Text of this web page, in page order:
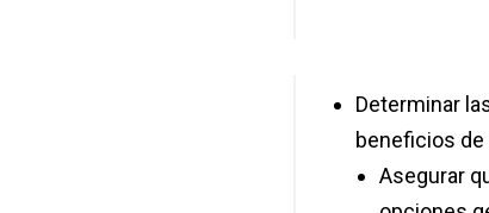
Determinar
beneficios
Asegurar